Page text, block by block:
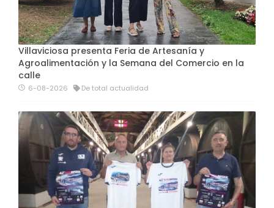
Villaviciosa presenta Feria de Artesanía y
Agroalimentación y la Semana del Comercio en la
calle
6-08-2026 De total actualidad